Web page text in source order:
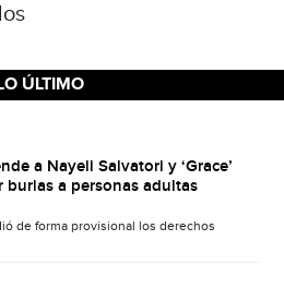
ÚLTIMO
a Nayeli Salvatori y ‘Grace’
burlas a personas adultas
de forma provisional los derechos